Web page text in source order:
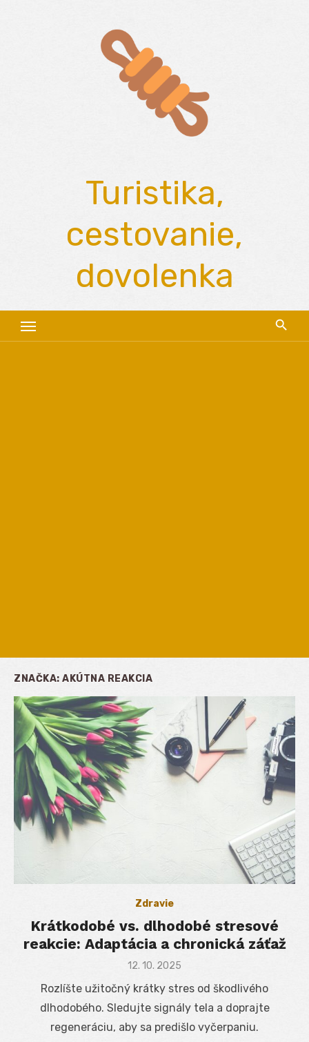
Turistika,
cestovanie,
dovolenka
ZNAČKA: AKÚTNA REAKCIA
Zdravie
Krátkodobé vs. dlhodobé stresové
reakcie: Adaptácia a chronická záťaž
Posted
12. 10. 2025
Rozlíšte užitočný krátky stres od škodlivého
dlhodobého. Sledujte signály tela a doprajte
regeneráciu, aby sa predišlo vyčerpaniu.